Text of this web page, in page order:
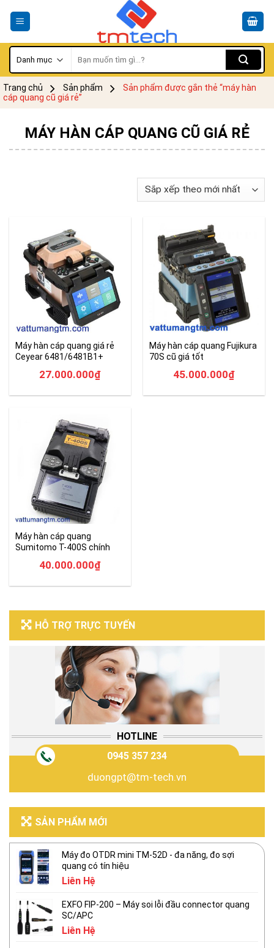
kiếm:
Trang chủ Sản phẩm
Sản phẩm được gắn thẻ “máy hàn
cáp quang cũ giá rẻ”
HỖ TRỢ TRỰC TUYẾN
HOTLINE
0945 357 234
duongpt@tm-tech.vn
SẢN PHẨM MỚI
Máy đo OTDR mini TM-52D - đa năng, đo sợi
quang có tín hiệu
Liên Hệ
EXFO FIP-200 – Máy soi lỗi đầu connector quang
SC/APC
Liên Hệ
MÁY HÀN CÁP QUANG CŨ GIÁ RẺ
Máy hàn cáp quang giá rẻ
Ceyear 6481/6481B1+
27.000.000₫
Máy hàn cáp quang Fujikura
70S cũ giá tốt
45.000.000₫
Máy hàn cáp quang
Sumitomo T-400S chính
40.000.000₫